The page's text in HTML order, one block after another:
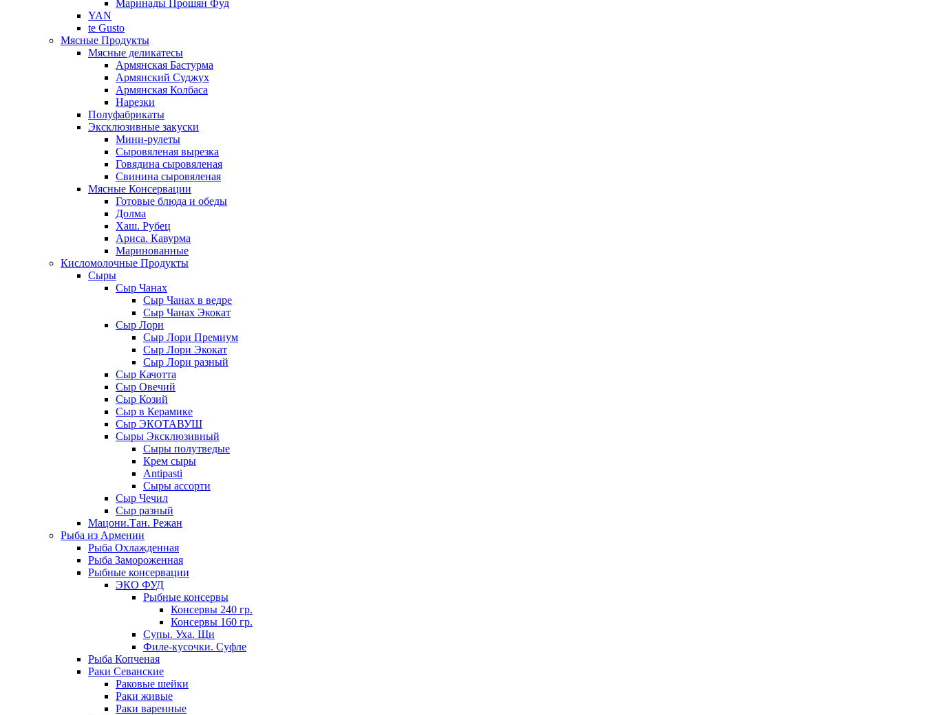
Маринады Прошян Фуд
YAN
te Gusto
Мясные Продукты
Мясные деликатесы
Армянская Бастурма
Армянский Суджух
Армянская Колбаса
Нарезки
Полуфабрикаты
Эксклюзивные закуски
Мини-рулеты
Сыровяленая вырезка
Говядина сыровяленая
Свинина сыровяленая
Мясные Консервации
Готовые блюда и обеды
Долма
Хаш. Рубец
Ариса. Кавурма
Маринованные
Кисломолочные Продукты
Сыры
Сыр Чанах
Сыр Чанах в ведре
Сыр Чанах Экокат
Сыр Лори
Сыр Лори Премиум
Сыр Лори Экокат
Сыр Лори разный
Сыр Качотта
Сыр Овечий
Сыр Козий
Сыр в Керамике
Сыр ЭКОТАВУШ
Сыры Эксклюзивный
Сыры полутведые
Крем сыры
Antipasti
Сыры ассорти
Сыр Чечил
Сыр разный
Мацони.Тан. Режан
Рыба из Армении
Рыба Охлажденная
Рыба Замороженная
Рыбные консервации
ЭКО ФУД
Рыбные консервы
Консервы 240 гр.
Консервы 160 гр.
Супы. Уха. Щи
Филе-кусочки. Суфле
Рыба Копченая
Раки Севанские
Раковые шейки
Раки живые
Раки варенные